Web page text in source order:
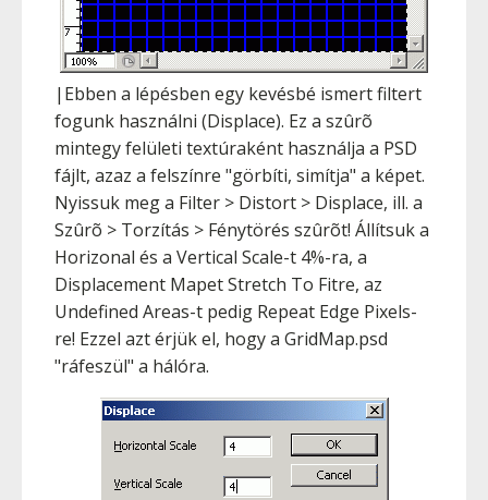
|Ebben a lépésben egy kevésbé ismert filtert
fogunk használni (Displace). Ez a szûrõ
mintegy felületi textúraként használja a PSD
fájlt, azaz a felszínre "görbíti, simítja" a képet.
Nyissuk meg a Filter > Distort > Displace, ill. a
Szûrõ > Torzítás > Fénytörés szûrõt! Állítsuk a
Horizonal és a Vertical Scale-t 4%-ra, a
Displacement Mapet Stretch To Fitre, az
Undefined Areas-t pedig Repeat Edge Pixels-
re! Ezzel azt érjük el, hogy a GridMap.psd
"ráfeszül" a hálóra.